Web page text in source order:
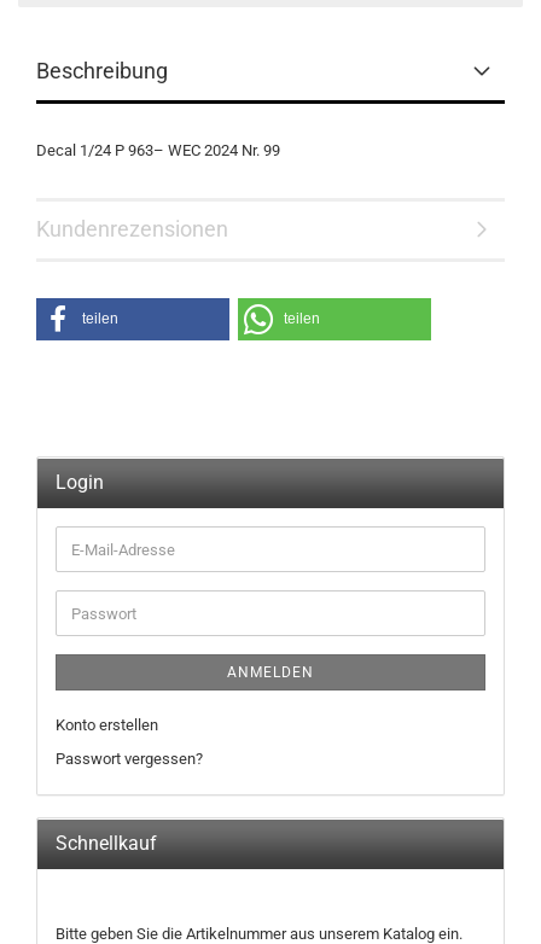
Beschreibung
Decal 1/24 P 963– WEC 2024 Nr. 99
Kundenrezensionen
teilen teilen
Login
E-
Mail-
Adresse
Passwort
ANMELDEN
Konto erstellen
Passwort vergessen?
Schnellkauf
BITTE
Bitte geben Sie die Artikelnummer aus unserem Katalog ein.